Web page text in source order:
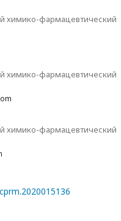
химико-фармацевтический
химико-фармацевтический
химико-фармацевтический